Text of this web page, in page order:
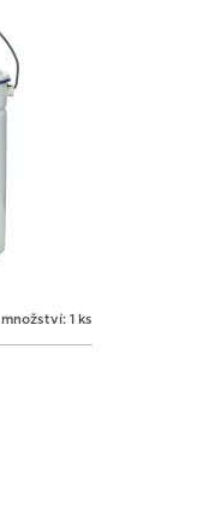
množství: 1 ks